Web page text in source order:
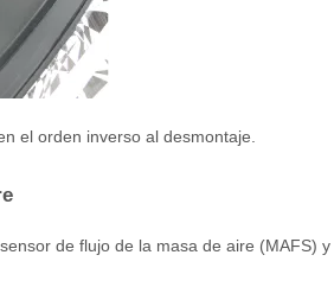
el orden inverso al desmontaje.
de flujo de la masa de aire (MAFS)